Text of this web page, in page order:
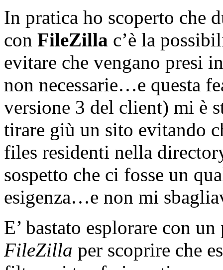
In pratica ho scoperto che
con FileZilla c’è la
evitare che vengano presi
non necessarie…e questa
versione 3 del client) mi è
tirare giù un sito evitando
files residenti nella
sospetto che ci fosse un
esigenza…e non mi
E’ bastato esplorare con
FileZilla per scoprire che